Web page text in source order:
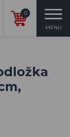
0
MENU